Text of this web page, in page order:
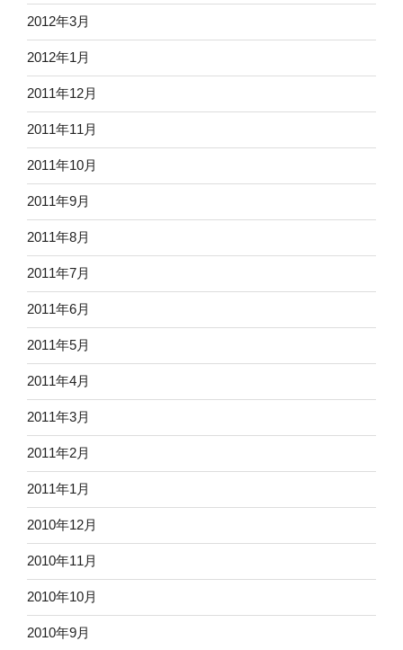
2012年3月
2012年1月
2011年12月
2011年11月
2011年10月
2011年9月
2011年8月
2011年7月
2011年6月
2011年5月
2011年4月
2011年3月
2011年2月
2011年1月
2010年12月
2010年11月
2010年10月
2010年9月